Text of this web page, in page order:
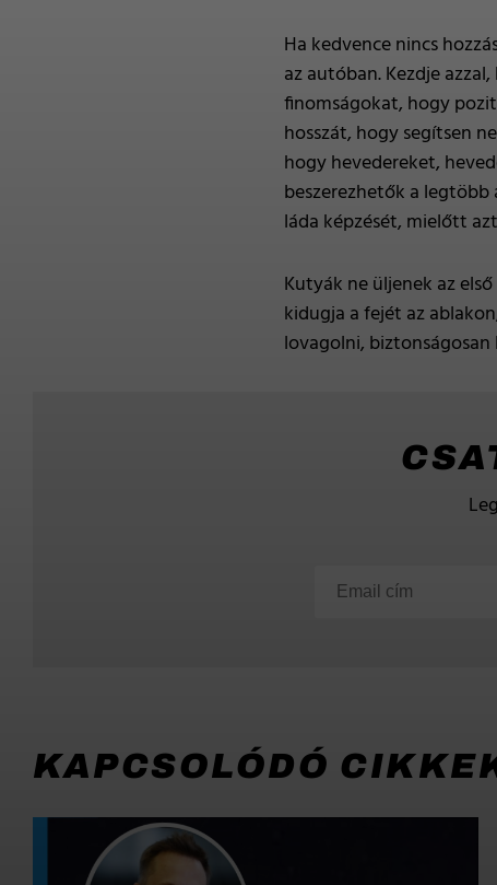
Ha kedvence nincs
az autóban. Kezdje
finomságokat, hogy
hosszát, hogy segítsen
hogy hevedereket,
beszerezhetők a legtöbb
láda képzését, mielőtt
Kutyák ne üljenek az
kidugja a fejét az
lovagolni,
KAPCSOLÓDÓ